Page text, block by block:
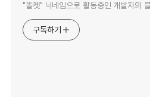
"똘켓" 닉네임으로 활동중인 개발자의
구독하기